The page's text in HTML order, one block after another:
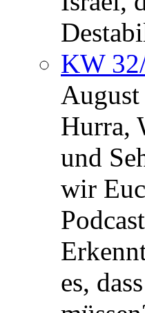
KW
Hurra,
und
wir
es,